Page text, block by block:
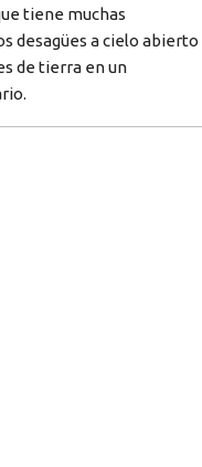
tiene muchas
desagües a cielo abierto
de tierra en un